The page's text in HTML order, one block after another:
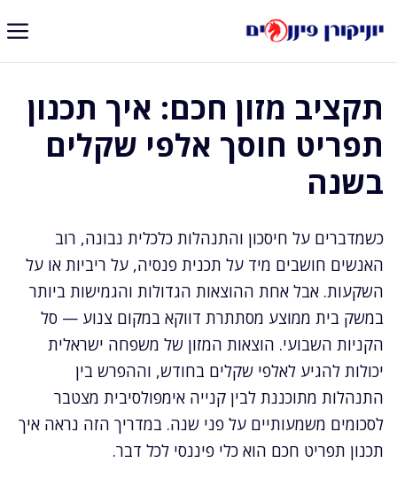
לתוכן
תקציב מזון חכם: איך תכנון
תפריט חוסך אלפי שקלים
בשנה
כשמדברים על חיסכון והתנהלות כלכלית נבונה, רוב
האנשים חושבים מיד על תכנית פנסיה, על ריביות או על
השקעות. אבל אחת ההוצאות הגדולות והגמישות ביותר
במשק בית ממוצע מסתתרת דווקא במקום צנוע — סל
הקניות השבועי. הוצאות המזון של משפחה ישראלית
יכולות להגיע לאלפי שקלים בחודש, וההפרש בין
התנהלות מתוכננת לבין קנייה אימפולסיבית מצטבר
לסכומים משמעותיים על פני שנה. במדריך הזה נראה איך
תכנון תפריט חכם הוא כלי פיננסי לכל דבר.